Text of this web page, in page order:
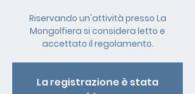
Riservando un'attività presso La
Mongolfiera si considera letto e
accettato il regolamento.
La registrazione è stata